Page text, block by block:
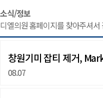
소식/정보 | 창원 피부과 디엘의원
소식/정보
디엘의원 홈페이지를 찾아주셔서
창원기미 잡티 제거,
08.07